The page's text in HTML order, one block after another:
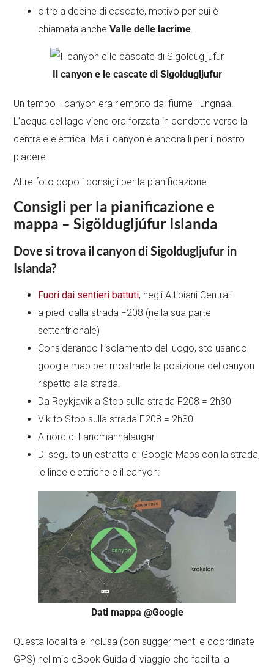
oltre a decine di cascate, motivo per cui è
chiamata ancheValle delle lacrime
Il canyon e le cascate di Sigoldugljufur
Un tempo il canyon era riempito dal fiume Tungnaá.
L’acqua del lago viene ora forzata in condotte verso la
centrale elettrica. Ma il canyon è ancora lì per il nostro
piacere.
Altre foto dopo i consigli per la pianificazione.
Consigli per la pianificazione e
mappa – Sigöldugljúfur Islanda
Dove si trova il canyon di Sigoldugljufur in
Islanda?
Fuori dai sentieri battuti, negli Altipiani Centrali
a piedi dalla strada F208 (nella sua parte
settentrionale)
Considerando l’isolamento del luogo, sto usando
google map per mostrarle la posizione del canyon
rispetto alla strada.
Da Reykjavik a Stop sulla strada F208 = 2h30
Vik to Stop sulla strada F208 = 2h30
A nord di Landmannalaugar
Di seguito un estratto di Google Maps con la strada,
le linee elettriche e il canyon:
Dati mappa @Google
Questa località è inclusa (con suggerimenti e coordinate
GPS) nel mio eBook Guida di viaggio che facilita la